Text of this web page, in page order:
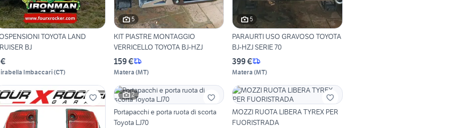
TOYOTA LAND
BJ
Imbaccari(CT)
5
KIT PIASTRE MONTAGGIO
VERRICELLO TOYOTA BJ-HZJ
159 €
Matera (MT)
5
PARAURTI USO GRAVOSO TOYOTA
BJ-HZJ SERIE 70
399 €
Matera (MT)
2
Portapacchi e porta ruota di scorta
Toyota LJ70
MOZZI RUOTA LIBERA TYREX PER
FUORISTRADA